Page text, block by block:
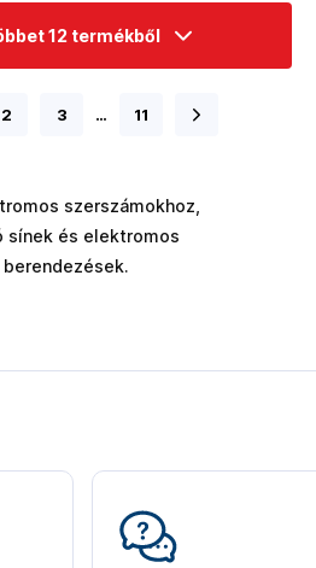
12 termékből
2 3 … 11
szerszámokhoz,
sínek és elektromos